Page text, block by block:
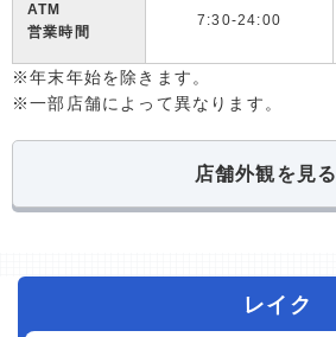
ATM
営業時間
7:30-24:00
※年末年始を除きます。
※一部店舗によって異なります。
店舗外観を見る
レイク